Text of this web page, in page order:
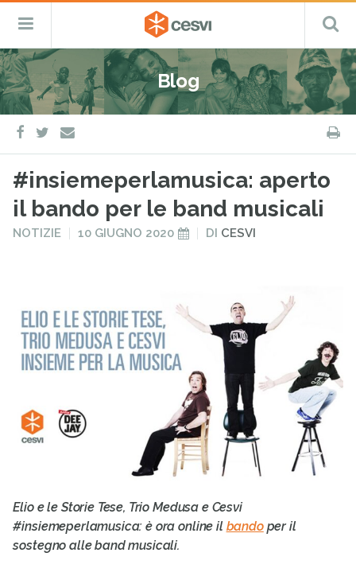
Salta
al
contenuto
CESVI
Fondazione
–
ETS
Cooperazione,
Emergenza
e
Sviluppo
Menu
Blog
facebook
twitter
e-
mail
#insiemeperlamusica: aperto
il bando per le band musicali
PUBBLICATO
NOTIZIE
PUBBLICATO
10 GIUGNO 2020 DI CESVI
Elio e le Storie Tese, Trio Medusa e Cesvi
#insiemeperlamusica: è ora online il bandoper il
sostegno alle band musicali.